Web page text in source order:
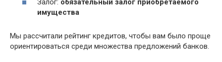
Залог: обязательный залог приобретаемого
имущества
Мы рассчитали рейтинг кредитов, чтобы вам было проще
ориентироваться среди множества предложений банков.